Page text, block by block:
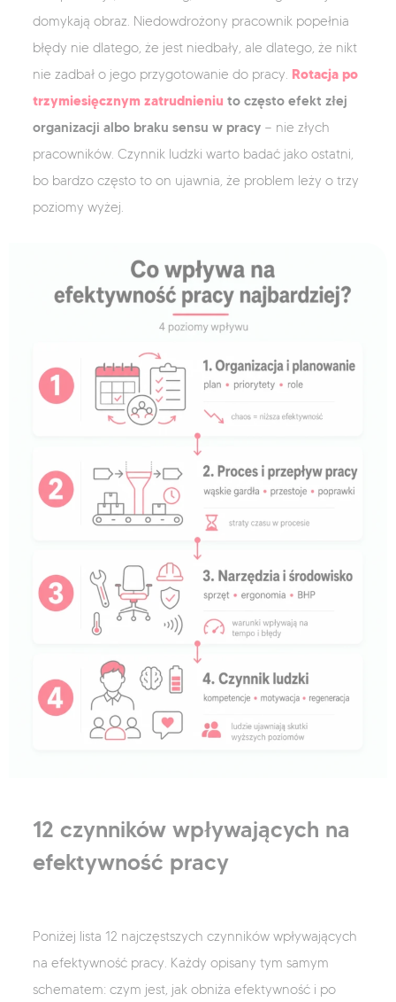
domykają obraz. Niedowdrożony pracownik popełnia
błędy nie dlatego, że jest niedbały, ale dlatego, że nikt
nie zadbał o jego przygotowanie do pracy. Rotacja po
trzymiesięcznym zatrudnieniu to często efekt złej
organizacji albo braku sensu w pracy— nie złych
pracowników. Czynnik ludzki warto badać jako ostatni,
bo bardzo często to on ujawnia, że problem leży o trzy
poziomy wyżej.
12 czynników wpływających na
efektywność pracy
Poniżej lista 12 najczęstszych czynników wpływających
na efektywność pracy. Każdy opisany tym samym
schematem: czym jest, jak obniża efektywność i po